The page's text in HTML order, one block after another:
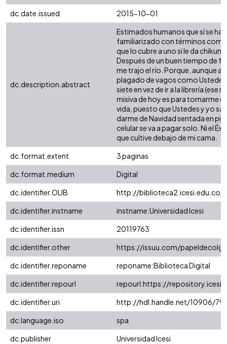
dc.date.issued
2015-10-01
dc.description.abstract
Estimados humanos que sí se
familiarizado con términos
que lo cubre a uno si le da
Después de un buen tiempo de
me trajo el río. Porque, aunque
plagado de vagos como Ustedes
siete en vez de ir a la librería
misiva de hoy es para tomarme
vida, puesto que Ustedes y yo
darme de Navidad sentada en
celular se va a pagar solo. Ni el
que cultive debajo de mi cama.
dc.format.extent
3 paginas
dc.format.medium
Digital
dc.identifier.OLIB
http://biblioteca2.icesi.edu.co/
dc.identifier.instname
instname:Universidad Icesi
dc.identifier.issn
20119763
dc.identifier.other
https://issuu.com/
dc.identifier.reponame
reponame:Biblioteca Digital
dc.identifier.repourl
repourl:https://
dc.identifier.uri
http://hdl.handle.net/10906/
dc.language.iso
spa
dc.publisher
Universidad Icesi